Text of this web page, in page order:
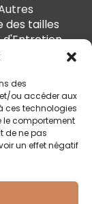
des
ou accéder aux
ces technologies
le comportement
de ne pas
un effet négatif
des tailles
d'Entretien